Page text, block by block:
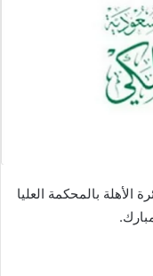
الأهلة بالمحكمة العليا